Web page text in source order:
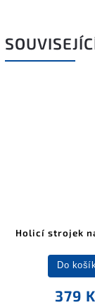
Holicí strojek
379
Do